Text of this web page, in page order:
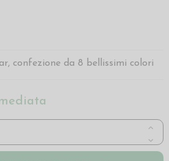
confezione da 8 bellissimi colori